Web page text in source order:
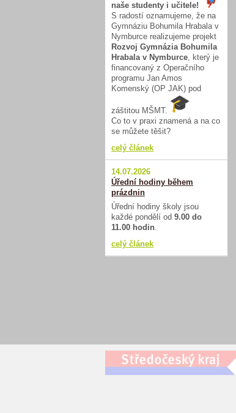
naše studenty i učitele!
S radostí oznamujeme, že na
Gymnáziu Bohumila Hrabala v
Nymburce realizujeme projekt
Rozvoj Gymnázia Bohumila
Hrabala v Nymburce, který je
financovaný z Operačního
programu Jan Amos
Komenský (OP JAK) pod
záštitou MŠMT.
Co to v praxi znamená a na co
se můžete těšit?
celý článek
14.07.2026
Úřední hodiny během
prázdnin
Úřední hodiny školy jsou
každé pondělí od 9.00 do
11.00 hodin.
celý článek